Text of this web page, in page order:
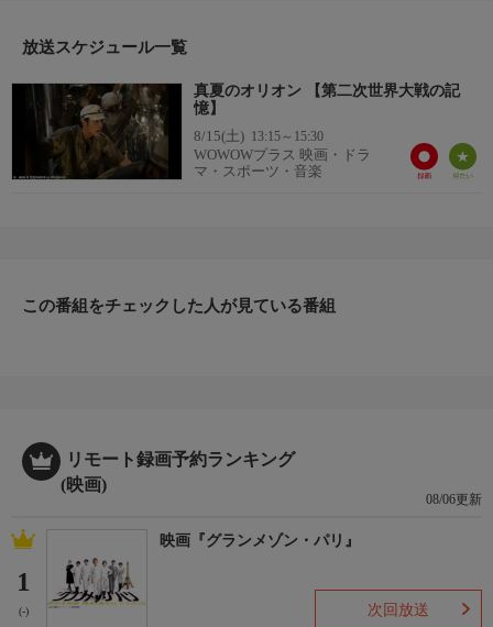
土防衛最後のとりでとなった。“海中の天才”の異名を取る潜水艦
れた1枚の楽譜を胸に、悪化する戦況を見守る。だが、ついに親
友であり志津子の兄でもある有沢艦長が率いる、イ-81も悲壮な
最期を遂げ、残るは自艦1隻となる。劣勢の中、倉本と部下はな
んとか勝機を見つけるべく奮闘を続けるが……。
放送スケジュール一覧
真夏のオリオン 【第二次世界大戦の記
憶】
8/15(土) 13:15～15:30
WOWOWプラス 映画・ドラ
マ・スポーツ・音楽
この番組をチェックした人が見ている番組
リモート録画予約ランキング
(映画)
08/06更新
1
(-)
映画『グランメゾン・パリ』
次回放送